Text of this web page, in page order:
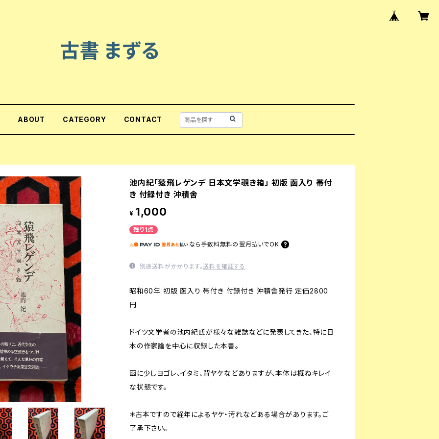
古書 まずる
ABOUT CATEGORY CONTACT
池内紀「猿飛レゲンデ 日本文学覗き箱」 初版 函入り 帯付
き 付録付き 沖積舎
¥ 1,000
残り1点
なら 手数料無料の 翌月払いでOK
別途送料がかかります。送料を確認する
昭和60年 初版 函入り 帯付き 付録付き 沖積舎発行 定価2800
円
ドイツ文学者の池内紀氏が様々な雑誌などに発表してきた、特に日
本の作家論を中心に収録した本書。
函に少しヨゴレ、イタミ、背ヤケなどありますが、本体は概ねキレイ
な状態です。
＊古本ですので経年によるヤケ・汚れなどある場合があります。ご
了承下さい。